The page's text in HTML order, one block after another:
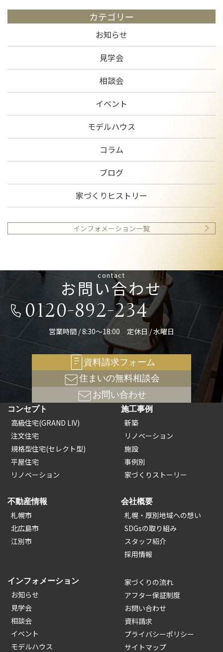
カテゴリー
お知らせ
見学会
相談会
イベント
モデルハウス
コラム
ブログ
家づくりヒストリー
インフォメーション一覧
contact
お問い合わせ
0120-892-234
営業時間 / 8:30～18:00 定休日 / 水曜日
資料請求フォーム
住まいの無料相談会
お問い合わせ
コンセプト
高級住宅(GRAND LIV)
注文住宅
規格型住宅(セレクト型)
平屋住宅
リノベーション
施工事例
新築
リノベーション
施設
事例別
家づくりストーリー
不動産情報
札幌市
北広島市
江別市
会社概要
札幌・厚別地域への想い
SDGsの取り組み
スタッフ紹介
採用情報
インフォメーション
お知らせ
見学会
相談会
イベント
モデルハウス
家づくりの流れ
アフター保証制度
お問い合わせ
資料請求
プライバシーポリシー
サイトマップ